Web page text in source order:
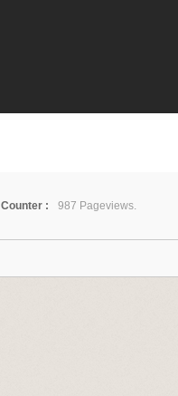
Counter :
987 Pageviews.